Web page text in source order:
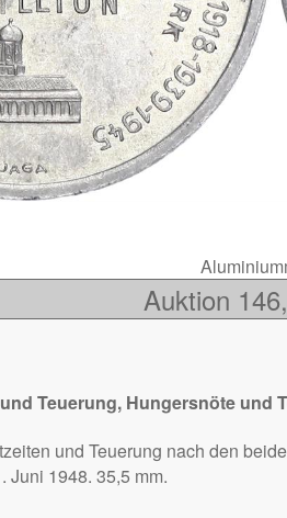
Auktion
Teuerung, Hungersnöte und
und Teuerung nach den
Juni 1948. 35,5 mm.